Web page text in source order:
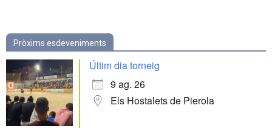
Pròxims esdeveniments
Últim dia torneig
9 ag. 26
Els Hostalets de Pierola